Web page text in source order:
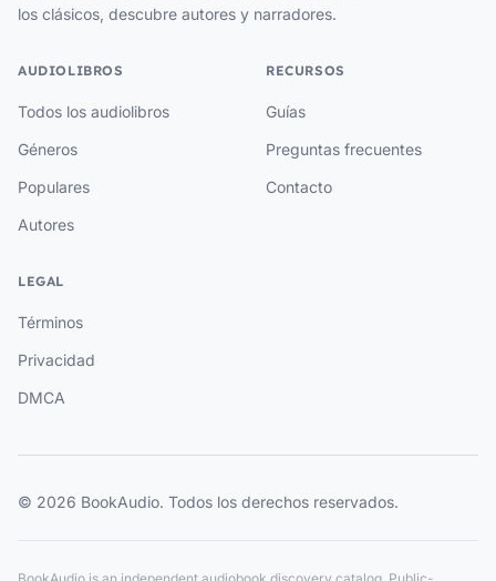
los clásicos, descubre autores y narradores.
AUDIOLIBROS
Todos los audiolibros
Géneros
Populares
Autores
RECURSOS
Guías
Preguntas frecuentes
Contacto
LEGAL
Términos
Privacidad
DMCA
© 2026 BookAudio. Todos los derechos reservados.